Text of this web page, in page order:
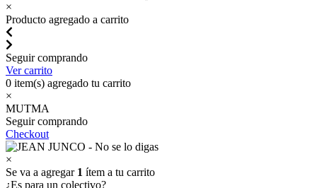
×
Producto agregado a carrito
Seguir comprando
Ver carrito
0 item(s) agregado tu carrito
×
MUTMA
Seguir comprando
Checkout
×
Se va a agregar 1 ítem a tu carrito
¿Es para un colectivo?